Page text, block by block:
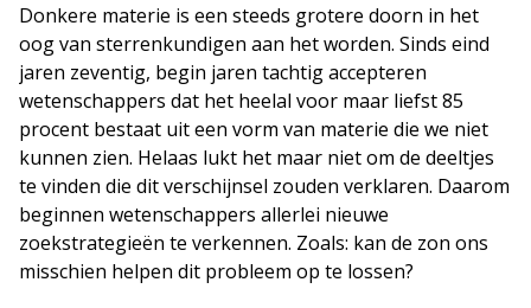
Donkere materie is een steeds grotere doorn in het
oog van sterrenkundigen aan het worden. Sinds eind
jaren zeventig, begin jaren tachtig accepteren
wetenschappers dat het heelal voor maar liefst 85
procent bestaat uit een vorm van materie die we niet
kunnen zien. Helaas lukt het maar niet om de deeltjes
te vinden die dit verschijnsel zouden verklaren. Daarom
beginnen wetenschappers allerlei nieuwe
zoekstrategieën te verkennen. Zoals: kan de zon ons
misschien helpen dit probleem op te lossen?